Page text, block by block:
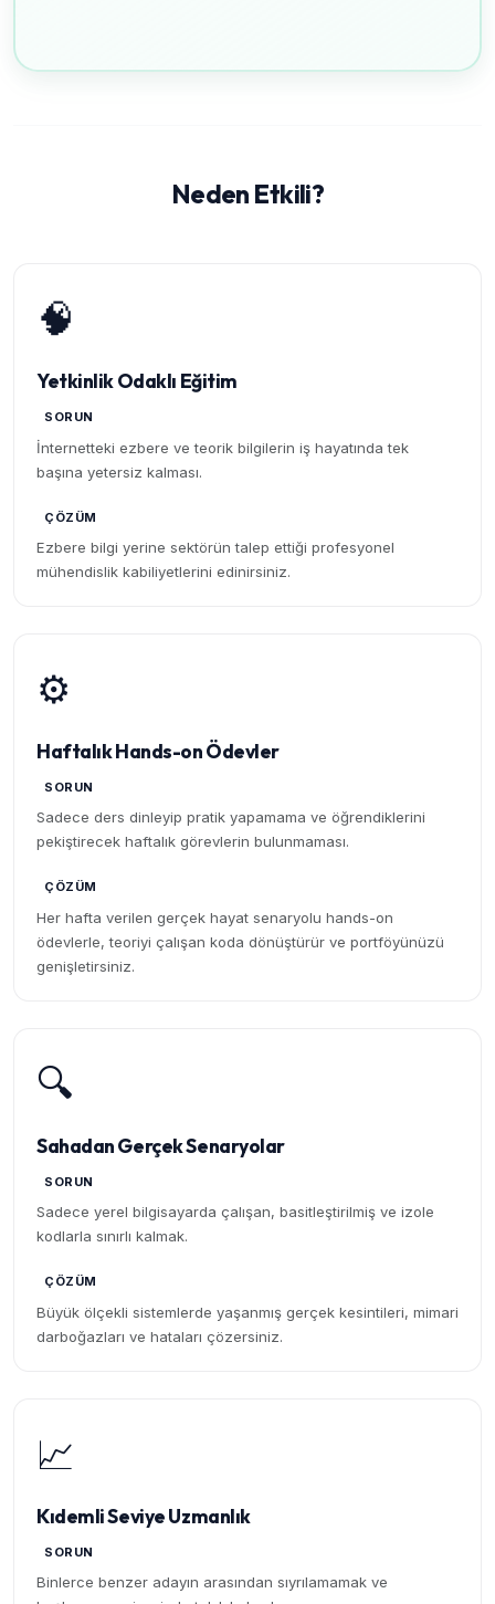
Neden Etkili?
🧠
Yetkinlik Odaklı Eğitim
SORUN
İnternetteki ezbere ve teorik bilgilerin iş hayatında tek
başına yetersiz kalması.
ÇÖZÜM
Ezbere bilgi yerine sektörün talep ettiği profesyonel
mühendislik kabiliyetlerini edinirsiniz.
⚙️
Haftalık Hands-on Ödevler
SORUN
Sadece ders dinleyip pratik yapamama ve öğrendiklerini
pekiştirecek haftalık görevlerin bulunmaması.
ÇÖZÜM
Her hafta verilen gerçek hayat senaryolu hands-on
ödevlerle, teoriyi çalışan koda dönüştürür ve portföyünüzü
genişletirsiniz.
🔍
Sahadan Gerçek Senaryolar
SORUN
Sadece yerel bilgisayarda çalışan, basitleştirilmiş ve izole
kodlarla sınırlı kalmak.
ÇÖZÜM
Büyük ölçekli sistemlerde yaşanmış gerçek kesintileri, mimari
darboğazları ve hataları çözersiniz.
📈
Kıdemli Seviye Uzmanlık
SORUN
Binlerce benzer adayın arasından sıyrılamamak ve